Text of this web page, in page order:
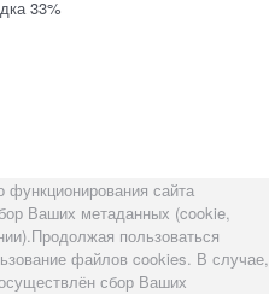
33%
сайта
Ваших метаданных (cookie,
пользоваться
файлов cookies. В случае,
сбор Ваших